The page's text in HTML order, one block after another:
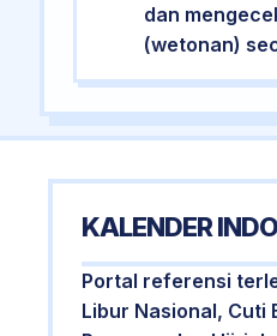
dan
(wetonan)
KALENDER
Portal referensi
Libur Nasional, Cuti